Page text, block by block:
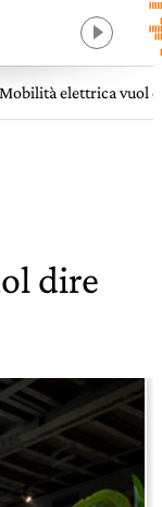
Mobilità elettrica vuol
dire